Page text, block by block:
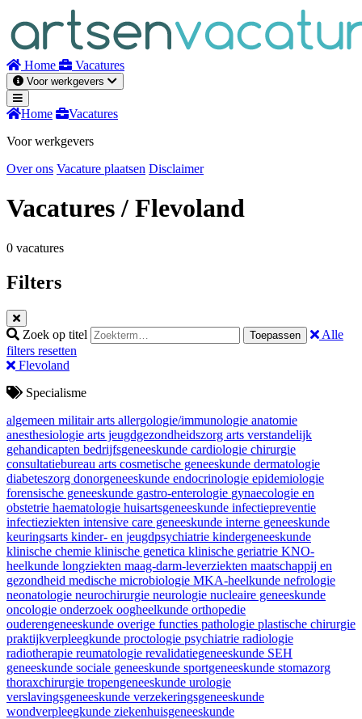
inhoud
Home Vacatures
Voor werkgevers
Home
Vacatures
Voor werkgevers
Over ons Vacature plaatsen Disclaimer
Vacatures/ Flevoland
0 vacatures
Filters
Zoek op titel Toepassen
Alle
filters resetten
Flevoland
Specialisme
algemeen militair arts allergologie/immunologie anatomie
anesthesiologie arts jeugdgezondheidszorg arts verstandelijk
gehandicapten bedrijfsgeneeskunde cardiologie chirurgie
consultatiebureau arts cosmetische geneeskunde dermatologie
diabeteszorg donorgeneeskunde endocrinologie epidemiologie
forensische geneeskunde gastro-enterologie gynaecologie en
obstetrie haematologie huisartsgeneeskunde infectiepreventie
infectieziekten intensive care geneeskunde interne geneeskunde
keuringsarts kinder- en jeugdpsychiatrie kindergeneeskunde
klinische chemie klinische genetica klinische geriatrie KNO-
heelkunde longziekten maag-darm-leverziekten maatschappij en
gezondheid medische microbiologie MKA-heelkunde nefrologie
neonatologie neurochirurgie neurologie nucleaire geneeskunde
oncologie onderzoek oogheelkunde orthopedie
ouderengeneeskunde overige functies pathologie plastische chirurgie
praktijkverpleegkunde proctologie psychiatrie radiologie
radiotherapie reumatologie revalidatiegeneeskunde SEH
geneeskunde sociale geneeskunde sportgeneeskunde stomazorg
thoraxchirurgie tropengeneeskunde urologie
verslavingsgeneeskunde verzekeringsgeneeskunde
wondverpleegkunde ziekenhuisgeneeskunde